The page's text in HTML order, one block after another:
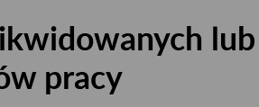
pracy